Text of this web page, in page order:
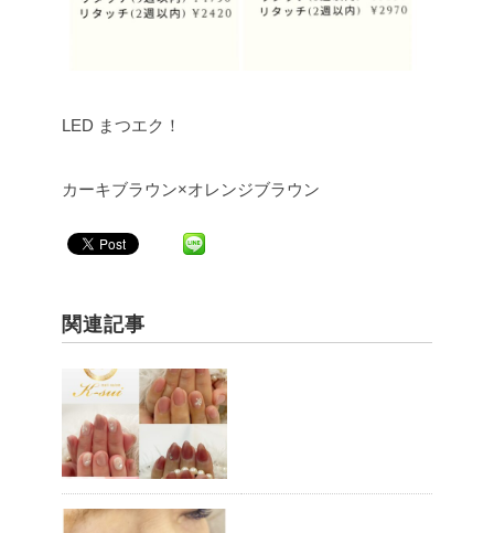
LED まつエク！
カーキブラウン×オレンジブラウン
関連記事